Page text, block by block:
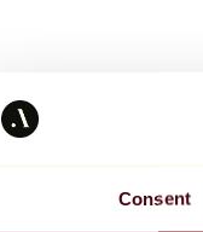
Consent